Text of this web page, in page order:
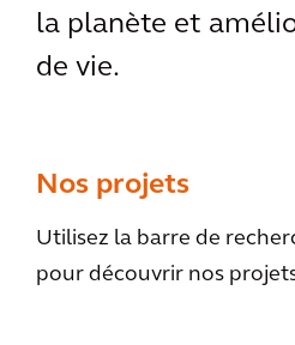
la planète et
de vie.
Nos projets
Utilisez la barre de
pour découvrir nos